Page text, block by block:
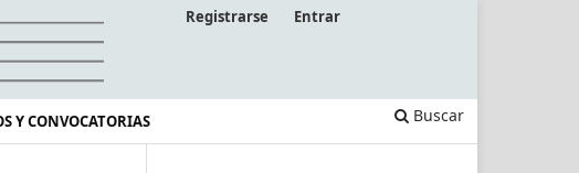
Y CONVOCATORIAS Buscar
Registrarse Entrar